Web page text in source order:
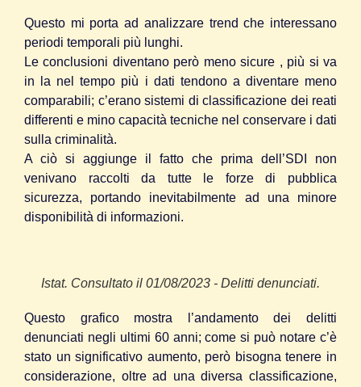
Questo mi porta ad analizzare trend che interessano
periodi temporali più lunghi.
Le conclusioni diventano però meno sicure , più si va
in la nel tempo più i dati tendono a diventare meno
comparabili; c’erano sistemi di classificazione dei reati
differenti e mino capacità tecniche nel conservare i dati
sulla criminalità.
A ciò si aggiunge il fatto che prima dell’SDI non
venivano raccolti da tutte le forze di pubblica
sicurezza, portando inevitabilmente ad una minore
disponibilità di informazioni.
Istat. Consultato il 01/08/2023 - Delitti denunciati.
Questo grafico mostra l’andamento dei delitti
denunciati negli ultimi 60 anni; come si può notare c’è
stato un significativo aumento, però bisogna tenere in
considerazione, oltre ad una diversa classificazione,